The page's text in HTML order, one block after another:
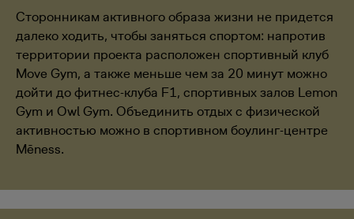
Сторонникам активного образа жизни не придется
далеко ходить, чтобы заняться спортом: напротив
территории проекта расположен спортивный клуб
Move Gym, а также меньше чем за 20 минут можно
дойти до фитнес-клуба F1, спортивных залов Lemon
Gym и Owl Gym. Объединить отдых с физической
активностью можно в спортивном боулинг-центре
Mēness.